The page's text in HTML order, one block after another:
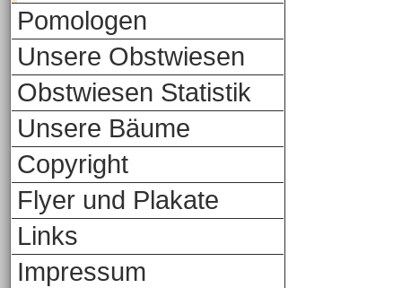
Pomologen
Unsere Obstwiesen
Obstwiesen Statistik
Unsere Bäume
Copyright
Flyer und Plakate
Links
Impressum